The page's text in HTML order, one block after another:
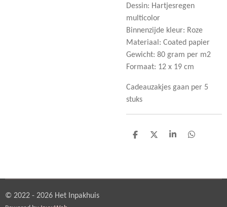
Dessin: Hartjesregen
multicolor
Binnenzijde kleur: Roze
Materiaal: Coated papier
Gewicht: 80 gram per m2
Formaat: 12 x 19 cm
Cadeauzakjes gaan per 5
stuks
D
D
S
D
© 2022 - 2026 Het Inpakhuis